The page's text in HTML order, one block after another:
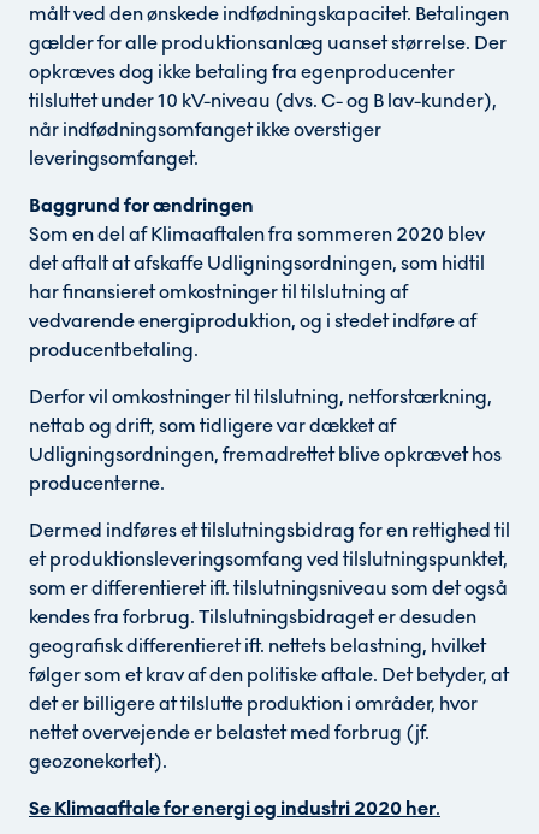
målt ved den ønskede indfødningskapacitet. Betalingen
gælder for alle produktionsanlæg uanset størrelse. Der
opkræves dog ikke betaling fra egenproducenter
tilsluttet under 10 kV-niveau (dvs. C- og B lav-kunder),
når indfødningsomfanget ikke overstiger
leveringsomfanget.
Baggrund for ændringen
Som en del af Klimaaftalen fra sommeren 2020 blev
det aftalt at afskaffe Udligningsordningen, som hidtil
har finansieret omkostninger til tilslutning af
vedvarende energiproduktion, og i stedet indføre af
producentbetaling.
Derfor vil omkostninger til tilslutning, netforstærkning,
nettab og drift, som tidligere var dækket af
Udligningsordningen, fremadrettet blive opkrævet hos
producenterne.
Dermed indføres et tilslutningsbidrag for en rettighed til
et produktionsleveringsomfang ved tilslutningspunktet,
som er differentieret ift. tilslutningsniveau som det også
kendes fra forbrug. Tilslutningsbidraget er desuden
geografisk differentieret ift. nettets belastning, hvilket
følger som et krav af den politiske aftale. Det betyder, at
det er billigere at tilslutte produktion i områder, hvor
nettet overvejende er belastet med forbrug (jf.
geozonekortet).
Se Klimaaftale for energi og industri 2020 her.